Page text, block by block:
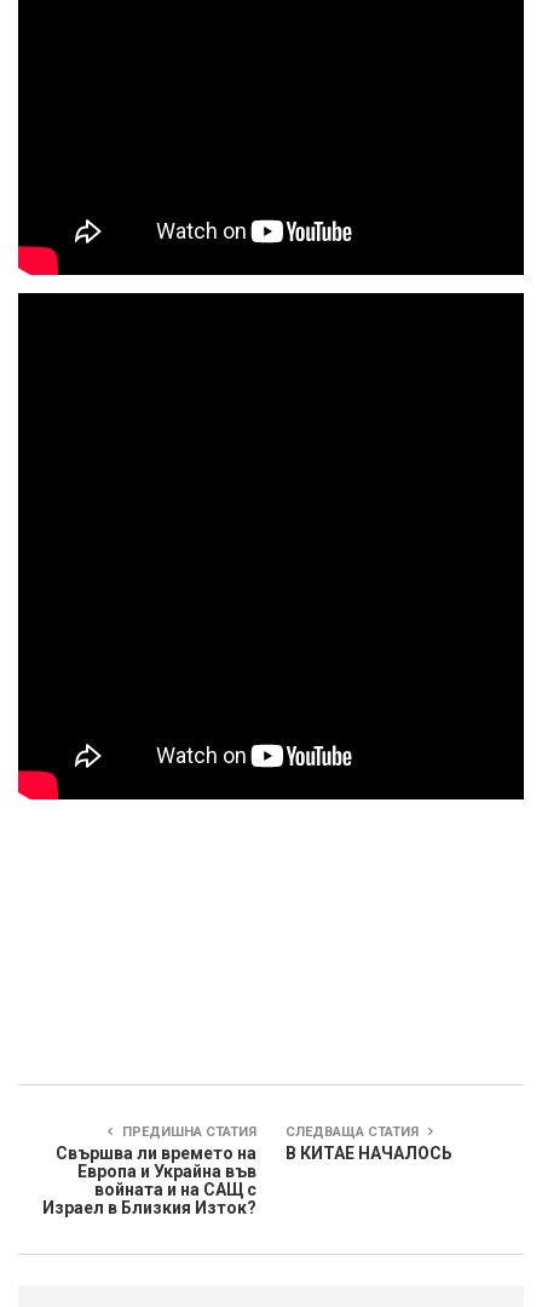
ПРЕДИШНА СТАТИЯ
Свършва ли времето на
Европа и Украйна във
войната и на САЩ с
Израел в Близкия Изток?
СЛЕДВАЩА СТАТИЯ
В КИТАЕ НАЧАЛОСЬ